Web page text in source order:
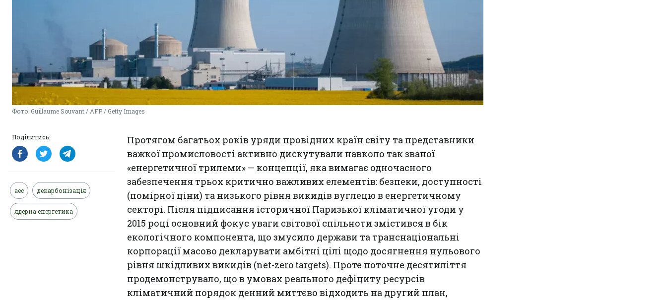
Фото: Guillaume Souvant / AFP / Getty Images
Поділитись:
аес декарбонізація
ядерна енергетика
Протягом багатьох років уряди провідних країн світу та представники
важкої промисловості активно дискутували навколо так званої
«енергетичної трилеми» — концепції, яка вимагає одночасного
забезпечення трьох критично важливих елементів: безпеки, доступності
(помірної ціни) та низького рівня викидів вуглецю в енергетичному
секторі. Після підписання історичної Паризької кліматичної угоди у
2015 році основний фокус уваги світової спільноти змістився в бік
екологічного компонента, що змусило держави та транснаціональні
корпорації масово декларувати амбітні цілі щодо досягнення нульового
рівня шкідливих викидів (net-zero targets). Проте поточне десятиліття
продемонструвало, що в умовах реального дефіциту ресурсів
кліматичний порядок денний миттєво відходить на другий план,